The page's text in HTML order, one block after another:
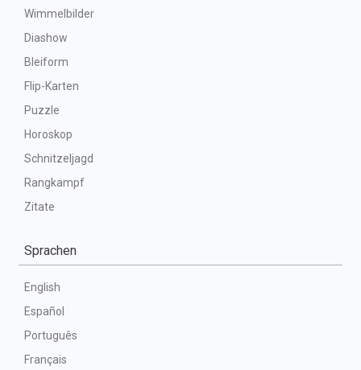
Wimmelbilder
Diashow
Bleiform
Flip-Karten
Puzzle
Horoskop
Schnitzeljagd
Rangkampf
Zitate
Sprachen
English
Español
Português
Français